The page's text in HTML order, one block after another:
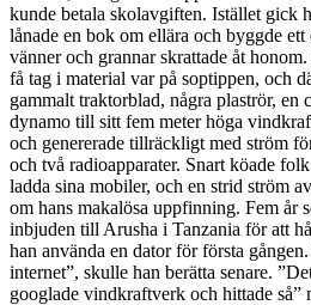
kunde betala skolavgiften. Istället gick
lånade en bok om ellära och byggde
vänner och grannar skrattade åt
få tag i material var på soptippen, och
gammalt traktorblad, några plaströr, en
dynamo till sitt fem meter höga
och genererade tillräckligt med ström
och två radioapparater. Snart köade
ladda sina mobiler, och en strid ström
om hans makalösa uppfinning. Fem år
inbjuden till Arusha i Tanzania för att
han använda en dator för första
internet”, skulle han berätta senare.
googlade vindkraftverk och hittade så”